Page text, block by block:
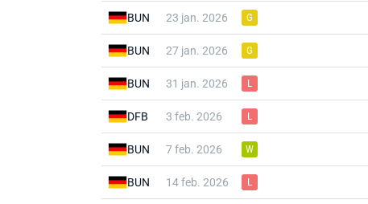
BUN 23 jan. 2026 G
BUN 27 jan. 2026 G
BUN 31 jan. 2026 L
DFB 3 feb. 2026 L
BUN 7 feb. 2026 W
BUN 14 feb. 2026 L